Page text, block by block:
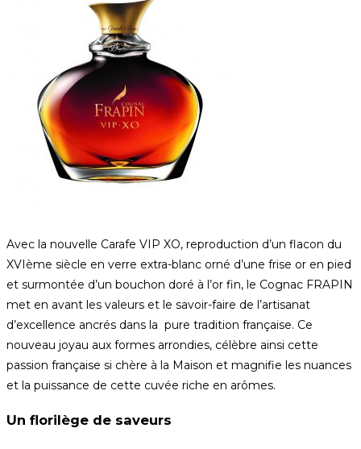
Avec la nouvelle Carafe VIP XO, reproduction d’un flacon du
XVIème siècle en verre extra-blanc orné d’une frise or en pied
et surmontée d’un bouchon doré à l’or fin, le Cognac FRAPIN
met en avant les valeurs et le savoir-faire de l’artisanat
d’excellence ancrés dans la pure tradition française. Ce
nouveau joyau aux formes arrondies, célèbre ainsi cette
passion française si chère à la Maison et magnifie les nuances
et la puissance de cette cuvée riche en arômes.
Un florilège de saveurs